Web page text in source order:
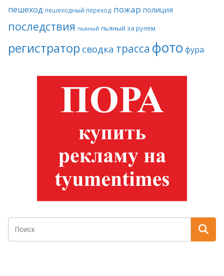
пешеход пешеходный переход пожар полиция
последствия пьяный пьяный за рулем
регистратор сводка трасса фото фура